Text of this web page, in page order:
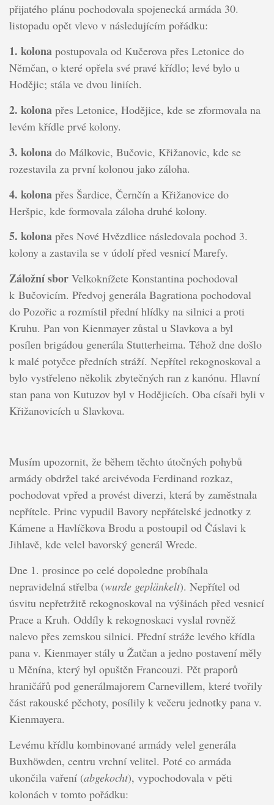
přijatého plánu pochodovala spojenecká armáda 30.
listopadu opět vlevo v následujícím pořádku:
1. kolonapostupovala od Kučerova přes Letonice do
Němčan, o které opřela své pravé křídlo; levé bylo u
Hodějic; stála ve dvou liniích.
2. kolonapřes Letonice, Hodějice, kde se zformovala na
levém křídle prvé kolony.
3. kolonado Málkovic, Bučovic, Křižanovic, kde se
rozestavila za první kolonou jako záloha.
4. kolonapřes Šardice, Černčín a Křižanovice do
Heršpic, kde formovala záloha druhé kolony.
5. kolonapřes Nové Hvězdlice následovala pochod 3.
kolony a zastavila se v údolí před vesnicí Marefy.
Záložní sborVelkoknížete Konstantina pochodoval
k Bučovicím. Předvoj generála Bagrationa pochodoval
do Pozořic a rozmístil přední hlídky na silnici a proti
Kruhu. Pan von Kienmayer zůstal u Slavkova a byl
posílen brigádou generála Stutterheima. Téhož dne došlo
k malé potyčce předních stráží. Nepřítel rekognoskoval a
bylo vystřeleno několik zbytečných ran z kanónu. Hlavní
stan pana von Kutuzov byl v Hodějicích. Oba císaři byli v
Křižanovicích u Slavkova.
Musím upozornit, že během těchto útočných pohybů
armády obdržel také arcivévoda Ferdinand rozkaz,
pochodovat vpřed a provést diverzi, která by zaměstnala
nepřítele. Princ vypudil Bavory nepřátelské jednotky z
Kámene a Havlíčkova Brodu a postoupil od Čáslavi k
Jihlavě, kde velel bavorský generál Wrede.
Dne 1. prosince po celé dopoledne probíhala
nepravidelná střelba (wurde geplänkelt). Nepřítel od
úsvitu nepřetržitě rekognoskoval na výšinách před vesnicí
Prace a Kruh. Oddíly k rekognoskaci vyslal rovněž
nalevo přes zemskou silnici. Přední stráže levého křídla
pana v. Kienmayer stály u Žatčan a jedno postavení měly
u Měnína, který byl opuštěn Francouzi. Pět praporů
hraničářů pod generálmajorem Carnevillem, které tvořily
část rakouské pěchoty, posílily k večeru jednotky pana v.
Kienmayera.
Levému křídlu kombinované armády velel generála
Buxhöwden, centru vrchní velitel. Poté co armáda
ukončila vaření (abgekocht), vypochodovala v pěti
kolonách v tomto pořádku: